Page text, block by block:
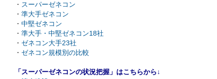
・ スーパーゼネコン
・ 準大手ゼネコン
・ 中堅ゼネコン
・ 準大手・中堅ゼネコン18社
・ ゼネコン大手23社
・ ゼネコン規模別の比較
「スーパーゼネコンの状況把握」はこちらから↓